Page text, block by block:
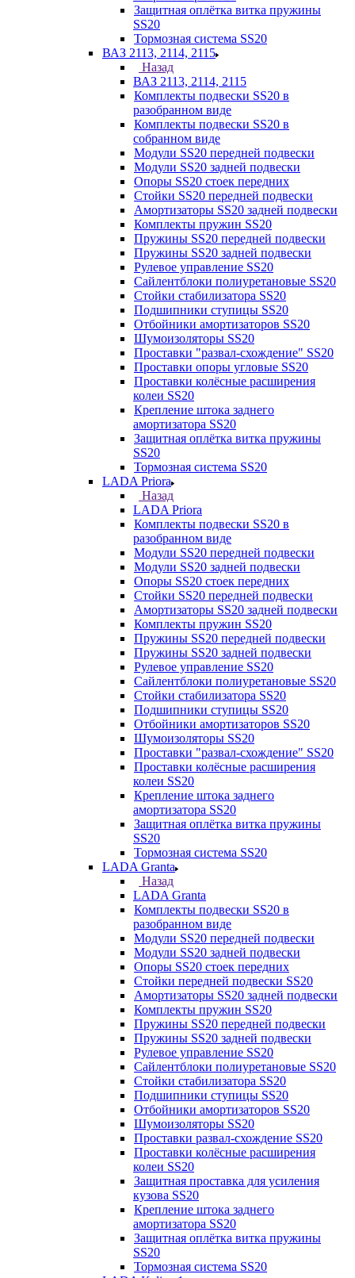
Защитная оплётка витка пружины
SS20
Тормозная система SS20
ВАЗ 2113, 2114, 2115
Назад
ВАЗ 2113, 2114, 2115
Комплекты подвески SS20 в
разобранном виде
Комплекты подвески SS20 в
собранном виде
Модули SS20 передней подвески
Модули SS20 задней подвески
Опоры SS20 стоек передних
Стойки SS20 передней подвески
Амортизаторы SS20 задней подвески
Комплекты пружин SS20
Пружины SS20 передней подвески
Пружины SS20 задней подвески
Рулевое управление SS20
Сайлентблоки полиуретановые SS20
Стойки стабилизатора SS20
Подшипники ступицы SS20
Отбойники амортизаторов SS20
Шумоизоляторы SS20
Проставки "развал-схождение" SS20
Проставки опоры угловые SS20
Проставки колёсные расширения
колеи SS20
Крепление штока заднего
амортизатора SS20
Защитная оплётка витка пружины
SS20
Тормозная система SS20
LADA Priora
Назад
LADA Priora
Комплекты подвески SS20 в
разобранном виде
Модули SS20 передней подвески
Модули SS20 задней подвески
Опоры SS20 стоек передних
Стойки SS20 передней подвески
Амортизаторы SS20 задней подвески
Комплекты пружин SS20
Пружины SS20 передней подвески
Пружины SS20 задней подвески
Рулевое управление SS20
Сайлентблоки полиуретановые SS20
Стойки стабилизатора SS20
Подшипники ступицы SS20
Отбойники амортизаторов SS20
Шумоизоляторы SS20
Проставки "развал-схождение" SS20
Проставки колёсные расширения
колеи SS20
Крепление штока заднего
амортизатора SS20
Защитная оплётка витка пружины
SS20
Тормозная система SS20
LADA Granta
Назад
LADA Granta
Комплекты подвески SS20 в
разобранном виде
Модули SS20 передней подвески
Модули SS20 задней подвески
Опоры SS20 стоек передних
Стойки передней подвески SS20
Амортизаторы SS20 задней подвески
Комплекты пружин SS20
Пружины SS20 передней подвески
Пружины SS20 задней подвески
Рулевое управление SS20
Сайлентблоки полиуретановые SS20
Стойки стабилизатора SS20
Подшипники ступицы SS20
Отбойники амортизаторов SS20
Шумоизоляторы SS20
Проставки развал-схождение SS20
Проставки колёсные расширения
колеи SS20
Защитная проставка для усиления
кузова SS20
Крепление штока заднего
амортизатора SS20
Защитная оплётка витка пружины
SS20
Тормозная система SS20